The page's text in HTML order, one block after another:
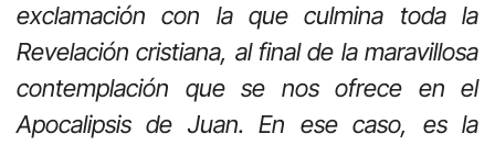
exclamación con la que culmina toda la
Revelación cristiana, al final de la maravillosa
contemplación que se nos ofrece en el
Apocalipsis de Juan. En ese caso, es la